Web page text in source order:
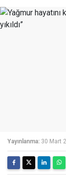
Yayınlanma: 30 Mart